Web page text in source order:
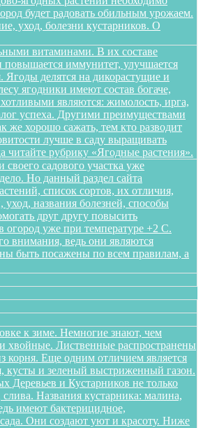
будет радовать обильным урожаем.
уход, болезни кустарников. О
витаминами. В их составе
иммунитет, улучшается
Ягоды делятся на дикорастущие и
ягодники имеют состав богаче,
являются: жимолость, ирга,
успеха. Другими преимуществами
же хорошо сажать, тем кто разводит
лучше в саду выращивать
читайте рубрику «Ягодные растения».
садового участка уже
Но данный раздел сайта
список сортов, их отличия,
названия болезней, способы
друг другу повысить
огород уже при температуре +2 С.
внимания, ведь они являются
быть посажены по всем правилам, а
к зиме. Немногие знают, чем
хвойные. Лиственные распространены
корня. Еще одним отличием является
кусты и зеленый выстриженный газон.
Деревьев и Кустарников не только
Названия кустарника: малина,
имеют бактерицидное,
Они создают уют и красоту. Ниже